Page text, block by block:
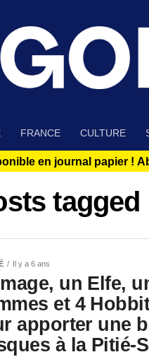
FRANCE CULTURE
en journal papier !
Il y a 6 ans
un Elfe,
et 4
apporter une
à la Pitié-